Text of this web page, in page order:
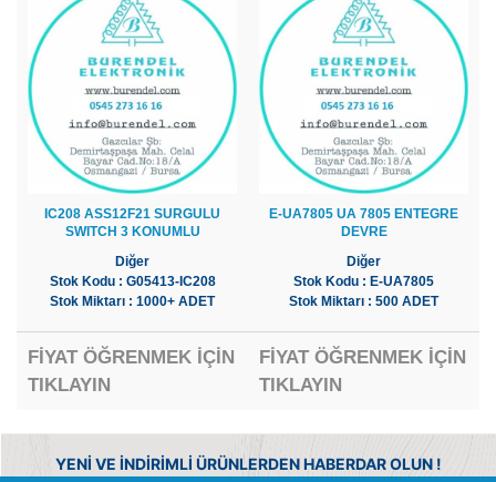
IC208 ASS12F21 SURGULU
SWITCH 3 KONUMLU
Diğer
Stok Kodu : G05413-IC208
Stok Miktarı : 1000+ ADET
FİYAT ÖĞRENMEK İÇİN
TIKLAYIN
E-UA7805 UA 7805 ENTEGRE
DEVRE
Diğer
Stok Kodu : E-UA7805
Stok Miktarı : 500 ADET
FİYAT ÖĞRENMEK İÇİN
TIKLAYIN
YENİ VE İNDİRİMLİ ÜRÜNLERDEN HABERDAR OLUN !